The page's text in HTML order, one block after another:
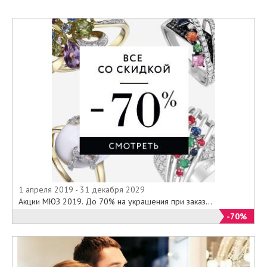
1 апреля 2019 - 31 декабря 2029
Акции МЮЗ 2019. До 70% на украшения при заказ...
-70%